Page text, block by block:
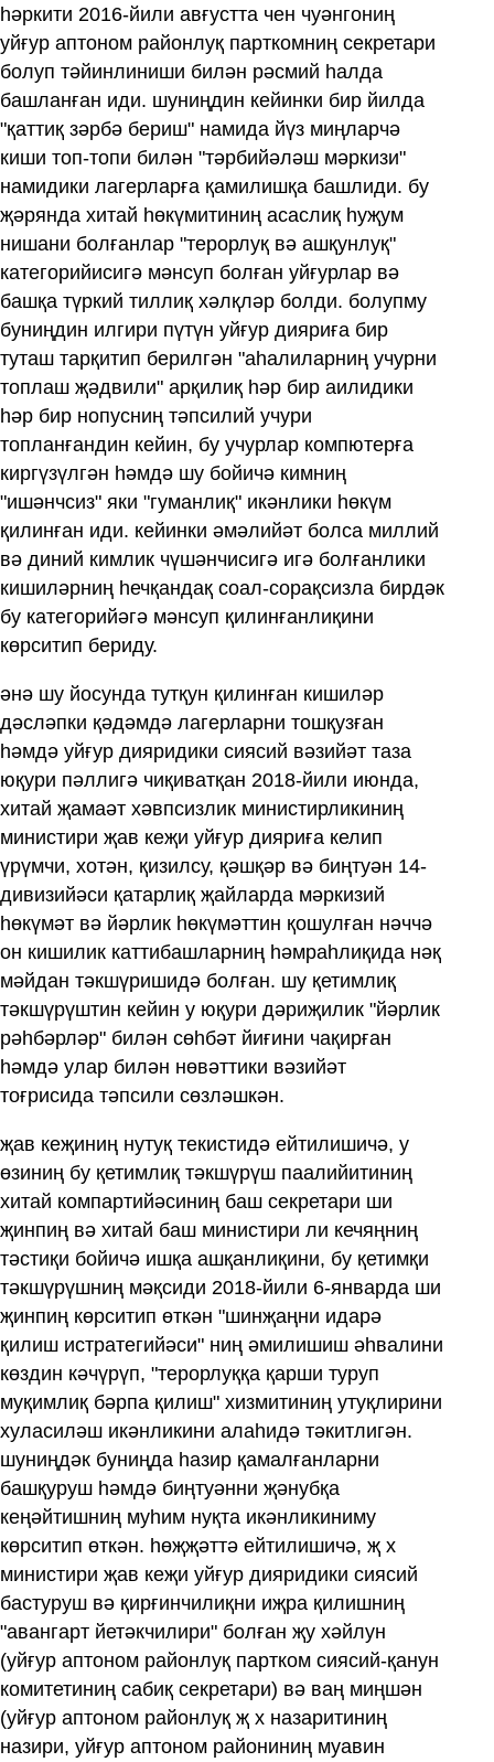
һәркити 2016-йили авғустта чен чуәнгониң
уйғур аптоном районлуқ парткомниң секретари
болуп тәйинлиниши билән рәсмий һалда
башланған иди. шуниңдин кейинки бир йилда
"қаттиқ зәрбә бериш" намида йүз миңларчә
киши топ-топи билән "тәрбийәләш мәркизи"
намидики лагерларға қамилишқа башлиди. бу
җәрянда хитай һөкүмитиниң асаслиқ һуҗум
нишани болғанлар "терорлуқ вә ашқунлуқ"
категорийисигә мәнсуп болған уйғурлар вә
башқа түркий тиллиқ хәлқләр болди. болупму
буниңдин илгири пүтүн уйғур дияриға бир
туташ тарқитип берилгән "аһалиларниң учурни
топлаш җәдвили" арқилиқ һәр бир аилидики
һәр бир нопусниң тәпсилий учури
топланғандин кейин, бу учурлар компютерға
киргүзүлгән һәмдә шу бойичә кимниң
"ишәнчсиз" яки "гуманлиқ" икәнлики һөкүм
қилинған иди. кейинки әмәлийәт болса миллий
вә диний кимлик чүшәнчисигә игә болғанлики
кишиләрниң һечқандақ соал-сорақсизла бирдәк
бу категорийәгә мәнсуп қилинғанлиқини
көрситип бериду.
әнә шу йосунда тутқун қилинған кишиләр
дәсләпки қәдәмдә лагерларни тошқузған
һәмдә уйғур дияридики сиясий вәзийәт таза
юқури пәллигә чиқиватқан 2018-йили июнда,
хитай җамаәт хәвпсизлик министирликиниң
министири җав кеҗи уйғур дияриға келип
үрүмчи, хотән, қизилсу, қәшқәр вә биңтуән 14-
дивизийәси қатарлиқ җайларда мәркизий
һөкүмәт вә йәрлик һөкүмәттин қошулған нәччә
он кишилик каттибашларниң һәмраһлиқида нәқ
мәйдан тәкшүришидә болған. шу қетимлиқ
тәкшүрүштин кейин у юқури дәриҗилик "йәрлик
рәһбәрләр" билән сөһбәт йиғини чақирған
һәмдә улар билән нөвәттики вәзийәт
тоғрисида тәпсили сөзләшкән.
җав кеҗиниң нутуқ текистидә ейтилишичә, у
өзиниң бу қетимлиқ тәкшүрүш паалийитиниң
хитай компартийәсиниң баш секретари ши
җинпиң вә хитай баш министири ли кечяңниң
тәстиқи бойичә ишқа ашқанлиқини, бу қетимқи
тәкшүрүшниң мәқсиди 2018-йили 6-январда ши
җинпиң көрситип өткән "шинҗаңни идарә
қилиш истратегийәси" ниң әмилишиш әһвалини
көздин кәчүрүп, "терорлуққа қарши туруп
муқимлиқ бәрпа қилиш" хизмитиниң утуқлирини
хуласиләш икәнликини алаһидә тәкитлигән.
шуниңдәк буниңда һазир қамалғанларни
башқуруш һәмдә биңтуәнни җәнубқа
кеңәйтишниң муһим нуқта икәнликиниму
көрситип өткән. һөҗҗәттә ейтилишичә, җ х
министири җав кеҗи уйғур дияридики сиясий
бастуруш вә қирғинчилиқни иҗра қилишниң
"авангарт йетәкчилири" болған җу хәйлун
(уйғур аптоном районлуқ партком сиясий-қанун
комитетиниң сабиқ секретари) вә ваң миңшән
(уйғур аптоном районлуқ җ х назаритиниң
назири, уйғур аптоном райониниң муавин